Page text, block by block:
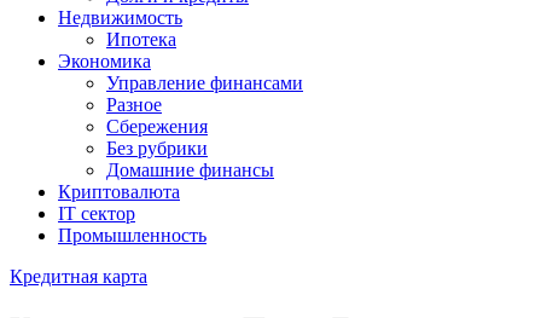
Недвижимость
Ипотека
Экономика
Управление финансами
Разное
Сбережения
Без рубрики
Домашние финансы
Криптовалюта
IT сектор
Промышленность
Кредитная карта